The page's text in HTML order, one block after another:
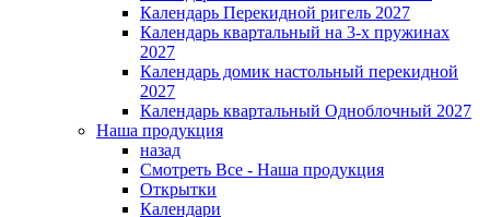
Календарь Перекидной ригель 2027
Календарь квартальный на 3-х пружинах
2027
Календарь домик настольный перекидной
2027
Календарь квартальный Одноблочный 2027
Наша продукция
назад
Смотреть Все - Наша продукция
Открытки
Календари